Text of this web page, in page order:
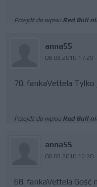
Przejdź do wpisu Red Bull
anna55
08.08.2010 17:29
70. fankaVettela Tylko
Przejdź do wpisu Red Bull
anna55
08.08.2010 16:20
68. fankaVettela Gość